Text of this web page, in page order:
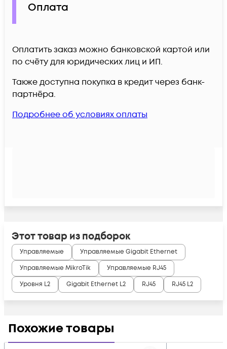
Оплата
Оплатить заказ можно банковской картой или
по счёту для юридических лиц и ИП.
Также доступна покупка в кредит через банк-
партнёра.
Подробнее об условиях оплаты
Этот товар из подборок
Управляемые
Управляемые Gigabit Ethernet
Управляемые MikroTik
Управляемые RJ45
Уровня L2
Gigabit Ethernet L2 RJ45 RJ45 L2
Похожие товары